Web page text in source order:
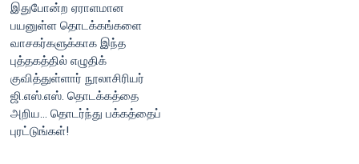
இதுபோன்ற ஏராளமான
பயனுள்ள தொடக்கங்களை
வாசகர்களுக்காக இந்த
புத்தகத்தில் எழுதிக்
குவித்துள்ளார் நூலாசிரியர்
ஜி.எஸ்.எஸ். தொடக்கத்தை
அறிய... தொடர்ந்து பக்கத்தைப்
புரட்டுங்கள்!